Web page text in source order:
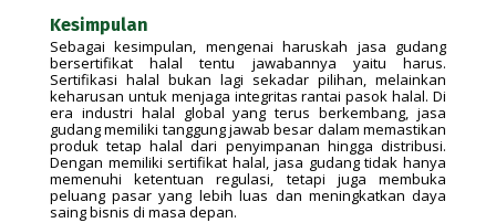
Kesimpulan
Sebagai kesimpulan, mengenai haruskah jasa gudang
bersertifikat halal tentu jawabannya yaitu harus.
Sertifikasi halal bukan lagi sekadar pilihan, melainkan
keharusan untuk menjaga integritas rantai pasok halal. Di
era industri halal global yang terus berkembang, jasa
gudang memiliki tanggung jawab besar dalam memastikan
produk tetap halal dari penyimpanan hingga distribusi.
Dengan memiliki sertifikat halal, jasa gudang tidak hanya
memenuhi ketentuan regulasi, tetapi juga membuka
peluang pasar yang lebih luas dan meningkatkan daya
saing bisnis di masa depan.